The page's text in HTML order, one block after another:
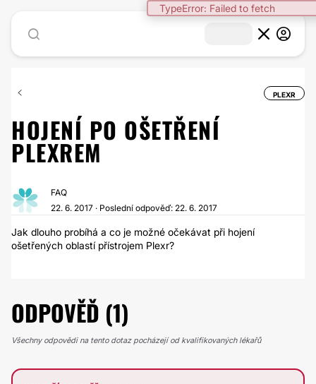
TypeError: Failed to fetch
PLEXR
HOJENÍ PO OŠETŘENÍ
PLEXREM
FAQ
22. 6. 2017 · Poslední odpověď: 22. 6. 2017
Jak dlouho probíhá a co je možné očekávat při hojení
ošetřených oblastí přístrojem Plexr?
ODPOVĚĎ (1)
Všechny odpovědi na tento dotaz pocházejí od kvalifikovaných lékařů